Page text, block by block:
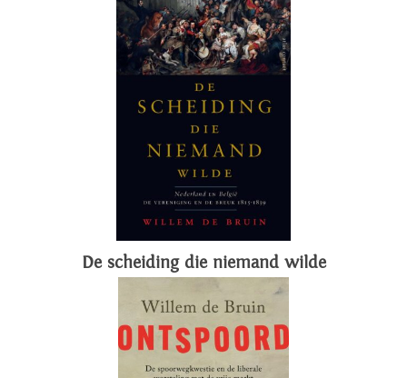
De scheiding die niemand wilde